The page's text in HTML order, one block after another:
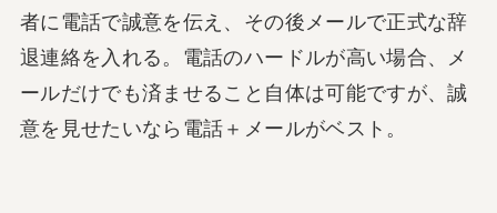
者に電話で誠意を伝え、その後メールで正式な辞
退連絡を入れる。電話のハードルが高い場合、メ
ールだけでも済ませること自体は可能ですが、誠
意を見せたいなら電話＋メールがベスト。